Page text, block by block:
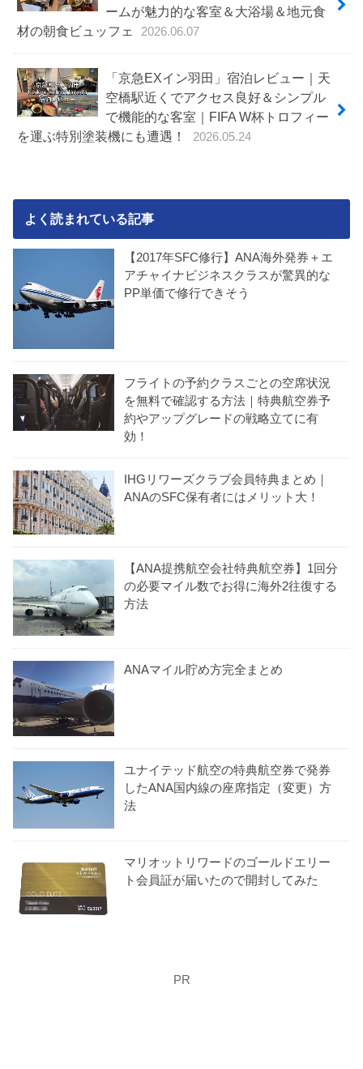
ームが魅力的な客室＆大浴場＆地元食
材の朝食ビュッフェ
2026.06.07
「京急EXイン羽田」宿泊レビュー｜天
空橋駅近くでアクセス良好＆シンプル
で機能的な客室｜FIFA W杯トロフィー
を運ぶ特別塗装機にも遭遇！
2026.05.24
よく読まれている記事
【2017年SFC修行】ANA海外発券＋エ
アチャイナビジネスクラスが驚異的な
PP単価で修行できそう
フライトの予約クラスごとの空席状況
を無料で確認する方法｜特典航空券予
約やアップグレードの戦略立てに有
効！
IHGリワーズクラブ会員特典まとめ｜
ANAのSFC保有者にはメリット大！
【ANA提携航空会社特典航空券】1回分
の必要マイル数でお得に海外2往復する
方法
ANAマイル貯め方完全まとめ
ユナイテッド航空の特典航空券で発券
したANA国内線の座席指定（変更）方
法
マリオットリワードのゴールドエリー
ト会員証が届いたので開封してみた
PR